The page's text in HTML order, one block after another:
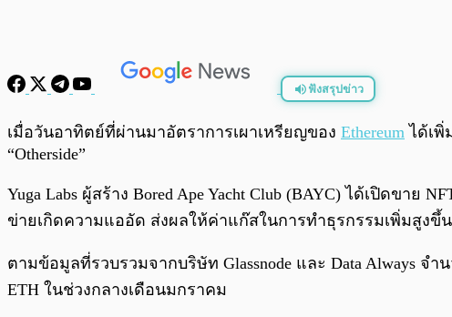
ฟังสรุปข่าว
พร้อมเล่น
เมื่อวันอาทิตย์ที่ผ่านมาอัตราการเผาเหรียญของ Ethereum ได้เพิ่
“Otherside”
Yuga Labs ผู้สร้าง Bored Ape Yacht Club (BAYC) ได้เปิดขาย
ข่ายเกิดความแออัด ส่งผลให้ค่าแก๊สในการทำธุรกรรมเพิ่มสูงขึ้น
ตามข้อมูลที่รวบรวมจากบริษัท Glassnode และ Data Always จ
ETH ในช่วงกลางเดือนมกราคม